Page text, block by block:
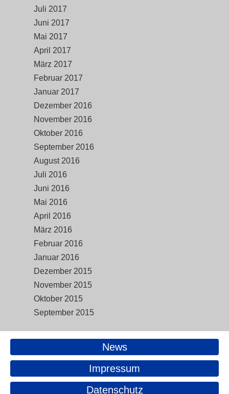
Juli 2017
Juni 2017
Mai 2017
April 2017
März 2017
Februar 2017
Januar 2017
Dezember 2016
November 2016
Oktober 2016
September 2016
August 2016
Juli 2016
Juni 2016
Mai 2016
April 2016
März 2016
Februar 2016
Januar 2016
Dezember 2015
November 2015
Oktober 2015
September 2015
News
Impressum
Datenschutz